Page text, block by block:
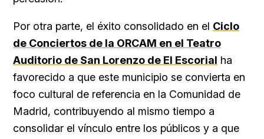
Por otra parte, el éxito consolidado en el Ciclo
de Conciertos de la ORCAM en el Teatro
Auditorio de San Lorenzo de El Escorial ha
favorecido a que este municipio se convierta en
foco cultural de referencia en la Comunidad de
Madrid, contribuyendo al mismo tiempo a
consolidar el vínculo entre los públicos y a que